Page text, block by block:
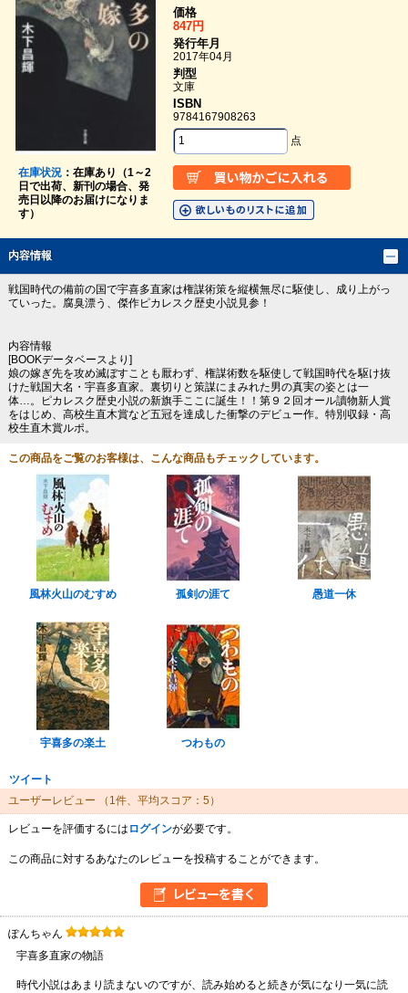
在庫状況：在庫あり（1～2
日で出荷、新刊の場合、発
売日以降のお届けになりま
す）
価格
847円
発行年月
2017年04月
判型
文庫
ISBN
9784167908263
点
内容情報
戦国時代の備前の国で宇喜多直家は権謀術策を縦横無尽に駆使し、成り上がっ
ていった。腐臭漂う、傑作ピカレスク歴史小説見参！
内容情報
[BOOKデータベースより]
娘の嫁ぎ先を攻め滅ぼすことも厭わず、権謀術数を駆使して戦国時代を駆け抜
けた戦国大名・宇喜多直家。裏切りと策謀にまみれた男の真実の姿とは一
体…。ピカレスク歴史小説の新旗手ここに誕生！！第９２回オール讀物新人賞
をはじめ、高校生直木賞など五冠を達成した衝撃のデビュー作。特別収録・高
校生直木賞ルポ。
この商品をご覧のお客様は、こんな商品もチェックしています。
風林火山のむすめ 孤剣の涯て 愚道一休
宇喜多の楽土 つわもの
ツイート
ユーザーレビュー
（1件、平均スコア：5）
レビューを評価するには ログインが必要です。
この商品に対するあなたのレビューを投稿することができます。
ぽんちゃん
宇喜多直家の物語
時代小説はあまり読まないのですが、読み始めると続きが気になり一気に読